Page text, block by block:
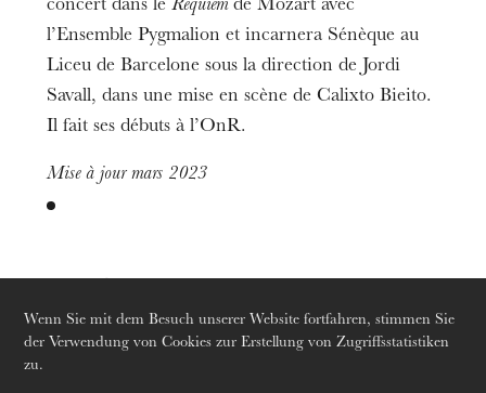
Wenn Sie mit dem Besuch unserer Website fortfahren, stimmen Sie
der Verwendung von Cookies zur Erstellung von Zugriffsstatistiken
zu.
Die OnR mit euch
Führungen durch die Oper
concert dans leRequiemde Mozart avec
l’Ensemble Pygmalion et incarnera Sénèque au
Liceu de Barcelone sous la direction de Jordi
Savall, dans une mise en scène de Calixto Bieito.
Il fait ses débuts à l’OnR.
Mise à jour mars 2023